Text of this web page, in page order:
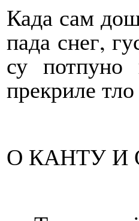
Када сам
пада снег,
су потпуно
прекриле
О КАНТУ И